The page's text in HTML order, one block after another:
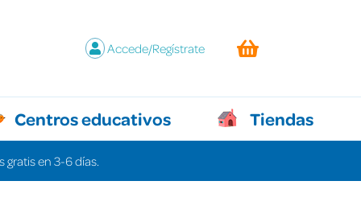
Accede/Regístrate
Centros educativos Tiendas
gratis en 3-6 días.